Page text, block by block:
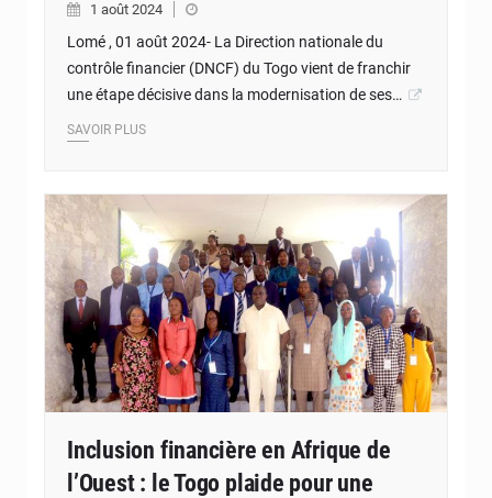
1 août 2024
Lomé , 01 août 2024- La Direction nationale du
contrôle financier (DNCF) du Togo vient de franchir
une étape décisive dans la modernisation de ses…
SAVOIR PLUS
Inclusion financière en Afrique de
l’Ouest : le Togo plaide pour une